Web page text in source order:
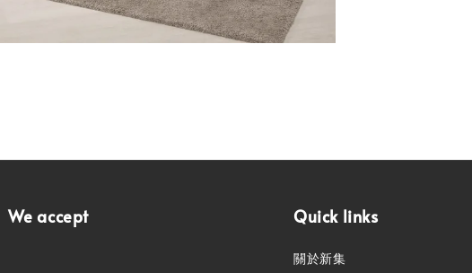
We accept Quick links
關於新集